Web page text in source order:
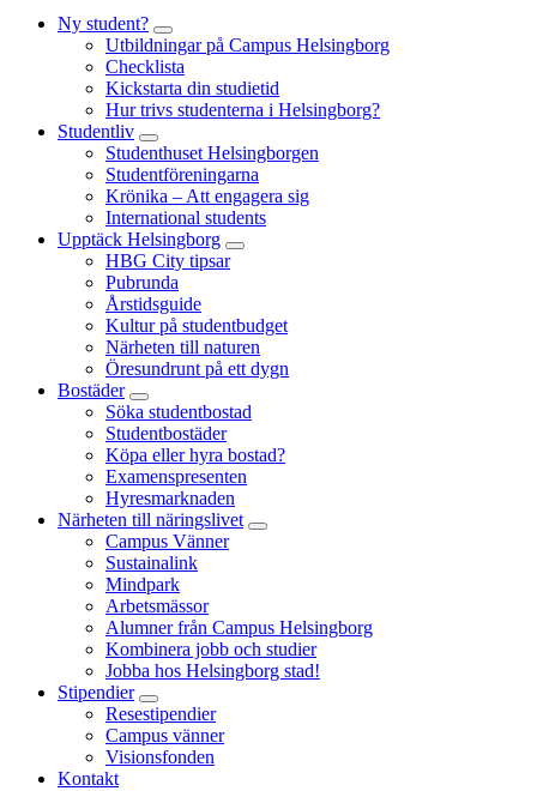
Ny student?
Utbildningar på Campus Helsingborg
Checklista
Kickstarta din studietid
Hur trivs studenterna i Helsingborg?
Studentliv
Studenthuset Helsingborgen
Studentföreningarna
Krönika – Att engagera sig
International students
Upptäck Helsingborg
HBG City tipsar
Pubrunda
Årstidsguide
Kultur på studentbudget
Närheten till naturen
Öresundrunt på ett dygn
Bostäder
Söka studentbostad
Studentbostäder
Köpa eller hyra bostad?
Examenspresenten
Hyresmarknaden
Närheten till näringslivet
Campus Vänner
Sustainalink
Mindpark
Arbetsmässor
Alumner från Campus Helsingborg
Kombinera jobb och studier
Jobba hos Helsingborg stad!
Stipendier
Resestipendier
Campus vänner
Visionsfonden
Kontakt